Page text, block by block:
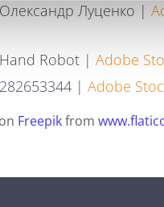
Луценко |
Robot | Adobe
| Adobe
Freepikfrom